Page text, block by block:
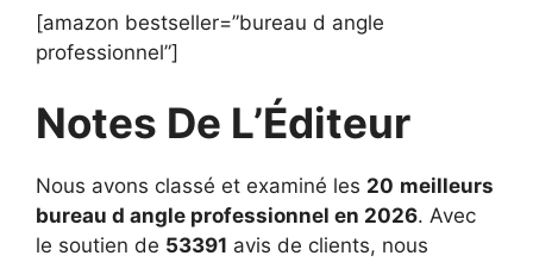
[amazon bestseller=”bureau d angle
professionnel”]
Notes De L’Éditeur
Nous avons classé et examiné les 20 meilleurs
bureau d angle professionnel en 2026. Avec
le soutien de 53391 avis de clients, nous